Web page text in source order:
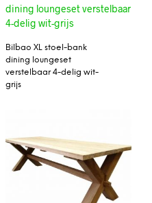
Bilbao XL stoel-bank
dining loungeset
verstelbaar 4-delig wit-
grijs